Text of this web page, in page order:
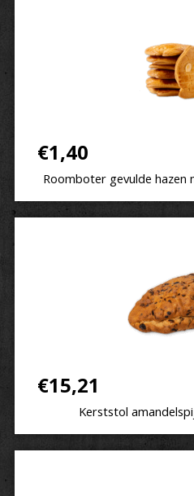
Roomboter gevulde hazen
€1,40
Kerststol
€15,21